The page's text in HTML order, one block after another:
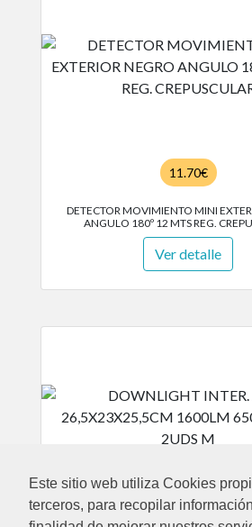
Este sitio web utiliza Cookies
terceros, para recopilar
11.70€
DETECTOR MOVIMIENTO MINI
ANGULO 180º 12 MTS REG.
Ver detalle
21.51€